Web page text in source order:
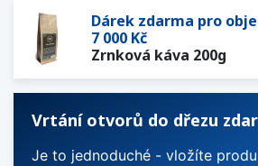
Dárek zdarma pro
7 000 Kč
Zrnková káva 200g
Vrtání otvorů do dřezu
Je to jednoduché - vložíte